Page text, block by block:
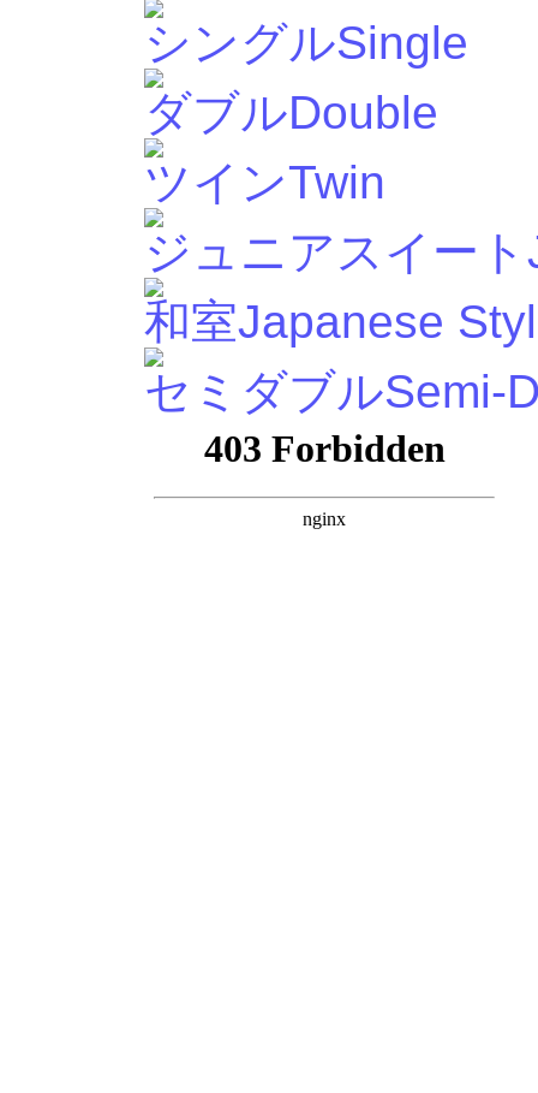
シングルSingle
ダブルDouble
ツインTwin
ジュニアスイート
和室Japanese
セミダブルSemi-